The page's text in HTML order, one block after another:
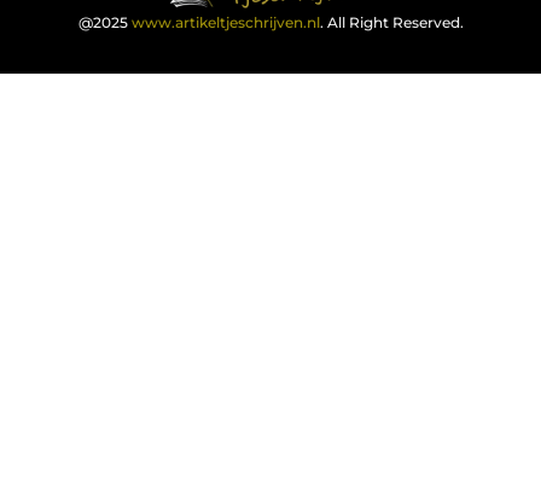
@2025 www.artikeltjeschrijven.nl. All Right Reserved.